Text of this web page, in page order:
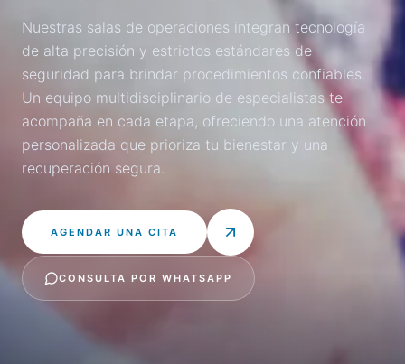
Nuestras salas de operaciones integran tecnología
de alta precisión y estrictos estándares de
seguridad para brindar procedimientos confiables.
Un equipo multidisciplinario de especialistas te
acompaña en cada etapa, ofreciendo una atención
personalizada que prioriza tu bienestar y una
recuperación segura.
AGENDAR UNA CITA
CONSULTA POR WHATSAPP